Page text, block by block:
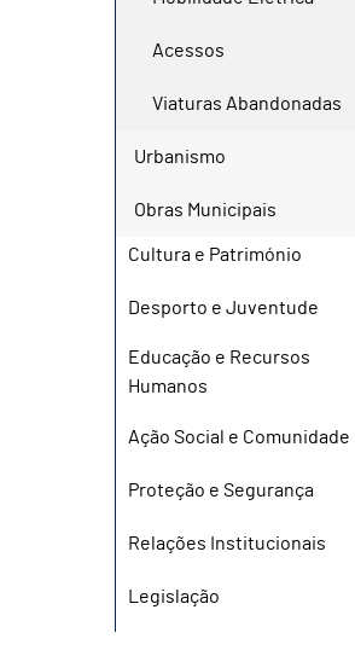
Acessos
Viaturas Abandonadas
Urbanismo
Obras Municipais
Cultura e Património
Desporto e Juventude
Educação e Recursos
Humanos
Ação Social e Comunidade
Proteção e Segurança
Relações Institucionais
Legislação